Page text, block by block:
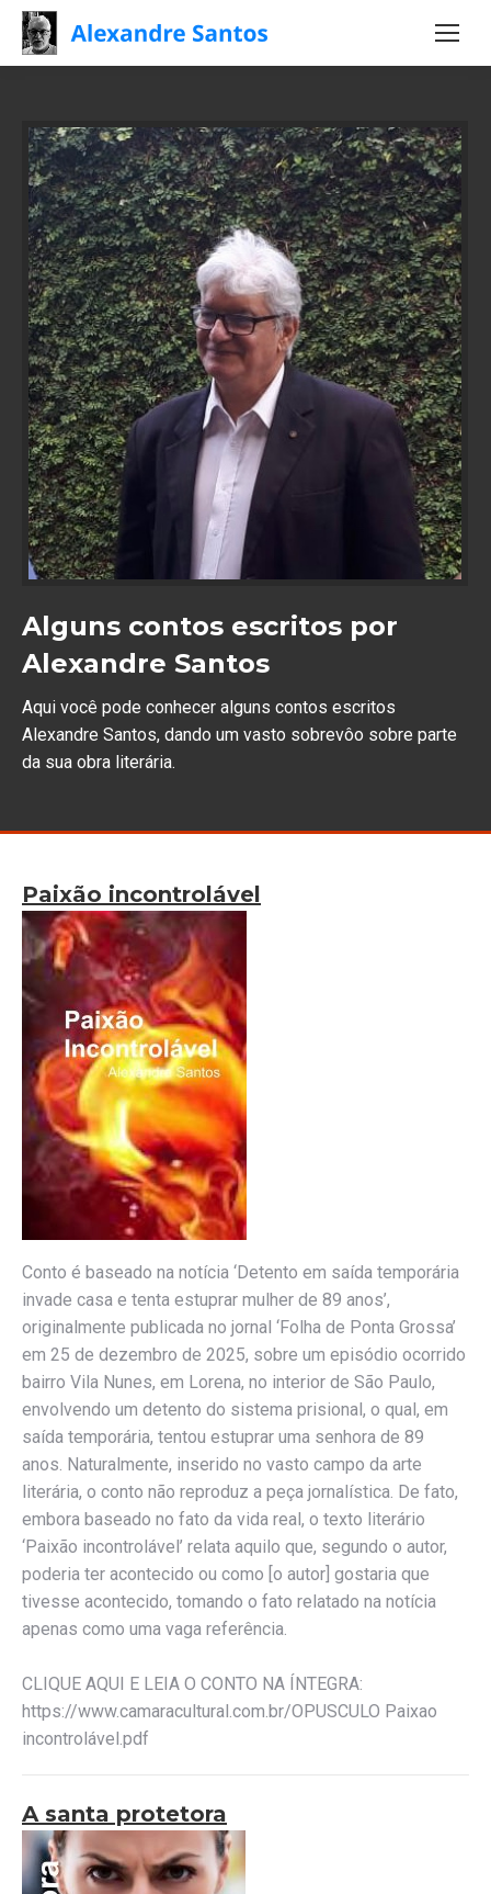
Alguns contos escritos por
Alexandre Santos
Aqui você pode conhecer alguns contos escritos
Alexandre Santos, dando um vasto sobrevôo sobre parte
da sua obra literária.
Paixão incontrolável
Conto é baseado na notícia ‘Detento em saída temporária
invade casa e tenta estuprar mulher de 89 anos’,
originalmente publicada no jornal ‘Folha de Ponta Grossa’
em 25 de dezembro de 2025, sobre um episódio ocorrido
bairro Vila Nunes, em Lorena, no interior de São Paulo,
envolvendo um detento do sistema prisional, o qual, em
saída temporária, tentou estuprar uma senhora de 89
anos. Naturalmente, inserido no vasto campo da arte
literária, o conto não reproduz a peça jornalística. De fato,
embora baseado no fato da vida real, o texto literário
‘Paixão incontrolável’ relata aquilo que, segundo o autor,
poderia ter acontecido ou como [o autor] gostaria que
tivesse acontecido, tomando o fato relatado na notícia
apenas como uma vaga referência.
CLIQUE AQUI E LEIA O CONTO NA ÍNTEGRA:
https://www.camaracultural.com.br/OPUSCULO Paixao
incontrolável.pdf
A santa protetora